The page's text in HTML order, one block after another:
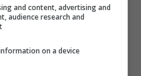
diventa quindi la
il casinò
dovremo salvare
and content, advertising and
audience research and
on a device